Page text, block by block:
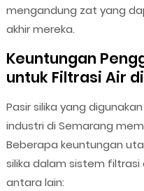
mengandung zat yang
akhir mereka.
Keuntungan
untuk Filtrasi Air
Pasir silika yang
industri di Semarang
Beberapa keuntungan
silika dalam sistem filtrasi
antara lain: